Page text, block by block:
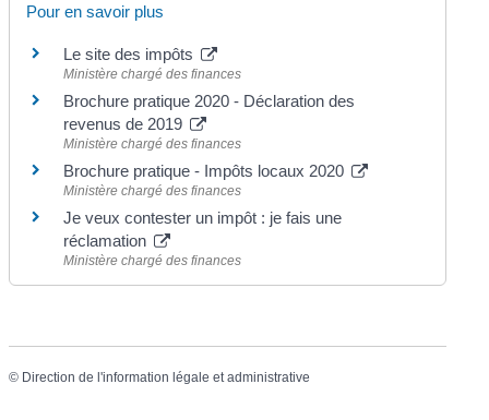
Pour en savoir plus
Le site des impôts
Ministère chargé des finances
Brochure pratique 2020 - Déclaration des
revenus de 2019
Ministère chargé des finances
Brochure pratique - Impôts locaux 2020
Ministère chargé des finances
Je veux contester un impôt : je fais une
réclamation
Ministère chargé des finances
© Direction de l'information légale et administrative